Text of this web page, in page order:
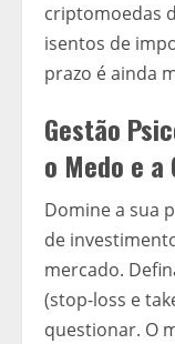
criptomoedas
isentos de
prazo é ainda
Gestão
o Medo e a
Domine a sua
de
mercado.
(stop-loss e
questionar. O